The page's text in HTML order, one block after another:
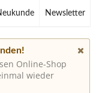
Newsletter
Online-Shop
wieder